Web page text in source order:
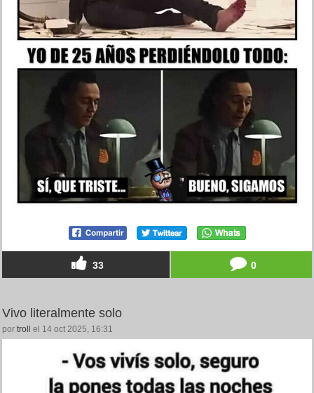
33 0
Vivo literalmente solo
por troll el 14 oct 2025, 16:31